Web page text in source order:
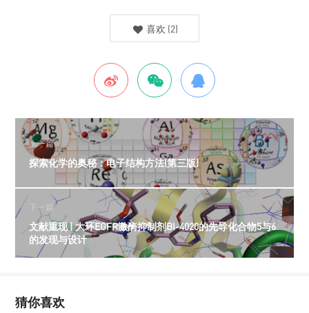
喜欢 (2)
上一篇
探索化学的奥秘：电子结构方法(第三版)
下一篇
文献重现 | 大环EGFR激酶抑制剂BI-4020的先导化合物5与6
的发现与设计
猜你喜欢